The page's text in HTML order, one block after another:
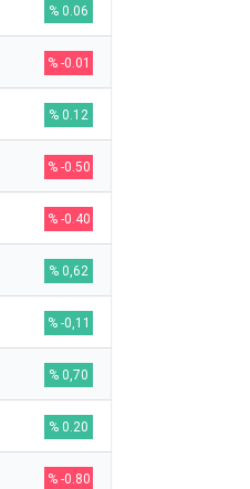
% 0.06
% -0.01
% 0.12
% -0.50
% -0.40
% 0,62
% -0,11
% 0,70
% 0.20
% -0.80